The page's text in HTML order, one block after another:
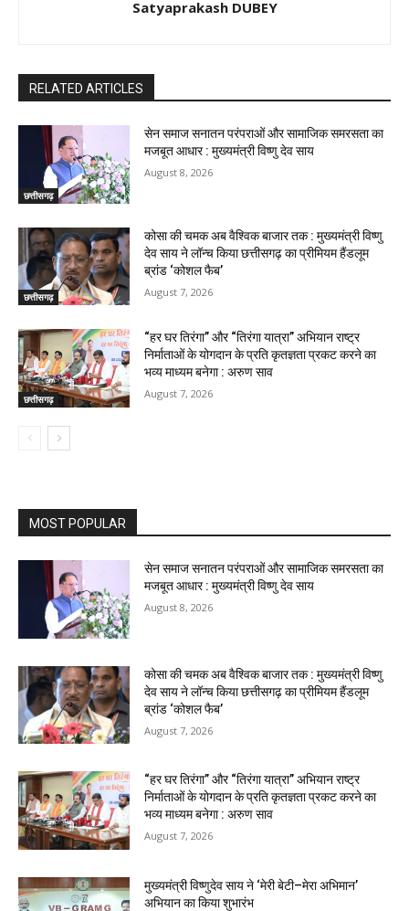
Satyaprakash DUBEY
RELATED ARTICLES
छत्तीसगढ़
सेन समाज सनातन परंपराओं और सामाजिक समरसता का
मजबूत आधार : मुख्यमंत्री विष्णु देव साय
August 8, 2026
छत्तीसगढ़
कोसा की चमक अब वैश्विक बाजार तक : मुख्यमंत्री विष्णु
देव साय ने लॉन्च किया छत्तीसगढ़ का प्रीमियम हैंडलूम
ब्रांड ‘कोशल फैब’
August 7, 2026
छत्तीसगढ़
“हर घर तिरंगा” और “तिरंगा यात्रा” अभियान राष्ट्र
निर्माताओं के योगदान के प्रति कृतज्ञता प्रकट करने का
भव्य माध्यम बनेगा : अरुण साव
August 7, 2026
MOST POPULAR
सेन समाज सनातन परंपराओं और सामाजिक समरसता का
मजबूत आधार : मुख्यमंत्री विष्णु देव साय
August 8, 2026
कोसा की चमक अब वैश्विक बाजार तक : मुख्यमंत्री विष्णु
देव साय ने लॉन्च किया छत्तीसगढ़ का प्रीमियम हैंडलूम
ब्रांड ‘कोशल फैब’
August 7, 2026
“हर घर तिरंगा” और “तिरंगा यात्रा” अभियान राष्ट्र
निर्माताओं के योगदान के प्रति कृतज्ञता प्रकट करने का
भव्य माध्यम बनेगा : अरुण साव
August 7, 2026
मुख्यमंत्री विष्णुदेव साय ने ‘मेरी बेटी–मेरा अभिमान’
अभियान का किया शुभारंभ